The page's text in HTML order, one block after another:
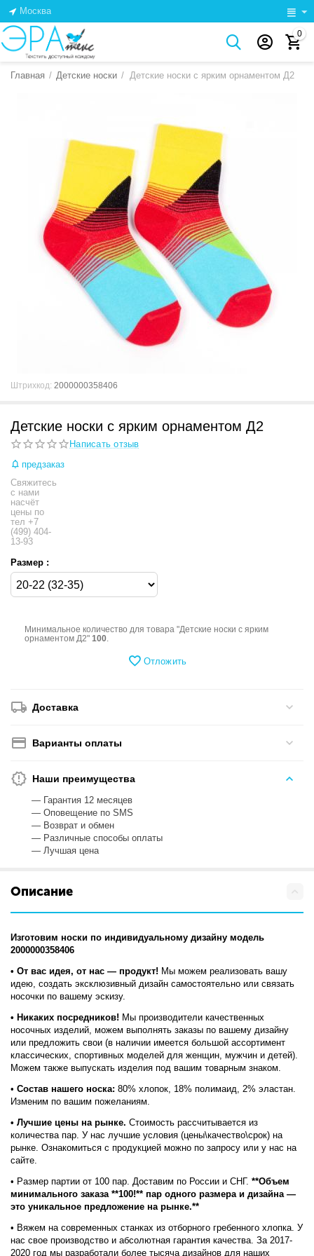
Москва
0
Главная / Детские носки / Детские носки с ярким орнаментом Д2
Штрихкод: 2000000358406
Детские носки с ярким орнаментом Д2
Написать отзыв
предзаказ
Свяжитесь
с нами
насчёт
цены по
тел +7
(499) 404-
13-93
Размер :
Минимальное количество для товара "Детские носки с ярким
орнаментом Д2"100.
Отложить
Доставка
Варианты оплаты
Наши преимущества
— Гарантия 12 месяцев
— Оповещение по SMS
— Возврат и обмен
— Различные способы оплаты
— Лучшая цена
Описание
Изготовим носки по индивидуальному дизайну модель
2000000358406
• От вас идея, от нас — продукт! Мы можем реализовать вашу
идею, создать эксклюзивный дизайн самостоятельно или связать
носочки по вашему эскизу.
• Никаких посредников! Мы производители качественных
носочных изделий, можем выполнять заказы по вашему дизайну
или предложить свои (в наличии имеется большой ассортимент
классических, спортивных моделей для женщин, мужчин и детей).
Можем также выпускать изделия под вашим товарным знаком.
•Состав нашего носка: 80% хлопок, 18% полимаид, 2% эластан.
Изменим по вашим пожеланиям.
• Лучшие цены на рынке. Стоимость рассчитывается из
количества пар. У нас лучшие условия (цены\качество\срок) на
рынке. Ознакомиться с продукцией можно по запросу или у нас на
сайте.
• Размер партии от 100 пар. Доставим по России и СНГ.**Объем
минимального заказа **100!** пар одного размера и дизайна —
это уникальное предложение на рынке.**
• Вяжем на современных станках из отборного гребенного хлопка. У
нас свое производство и абсолютная гарантия качества. За 2017-
2020 год мы разработали более тысяча дизайнов для наших